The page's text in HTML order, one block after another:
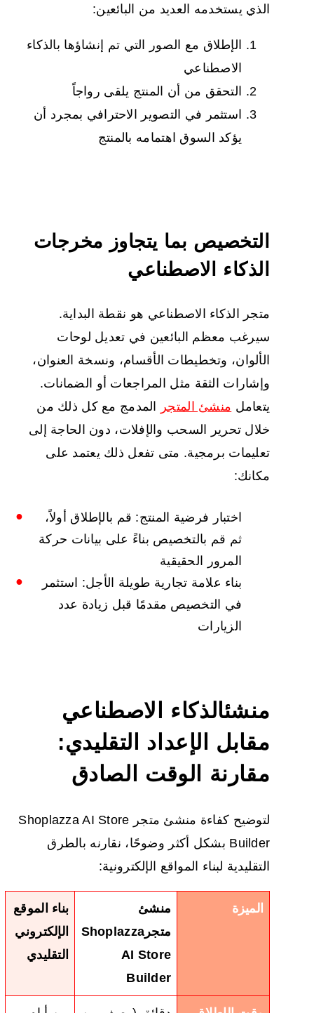
الذي يستخدمه العديد من البائعين:
الإطلاق مع الصور التي تم إنشاؤها بالذكاء
الاصطناعي
التحقق من أن المنتج يلقى رواجاً
استثمر في التصوير الاحترافي بمجرد أن
يؤكد السوق اهتمامه بالمنتج
التخصيص بما يتجاوز مخرجات
الذكاء الاصطناعي
متجر الذكاء الاصطناعي هو نقطة البداية.
سيرغب معظم البائعين في تعديل لوحات
الألوان، وتخطيطات الأقسام، ونسخة العنوان،
وإشارات الثقة مثل المراجعات أو الضمانات.
يتعامل منشئ المتجر
المدمج مع كل ذلك من
خلال تحرير السحب والإفلات، دون الحاجة إلى
تعليمات برمجية. متى تفعل ذلك يعتمد على
مكانك:
اختبار فرضية المنتج: قم بالإطلاق أولاً،
ثم قم بالتخصيص بناءً على بيانات حركة
المرور الحقيقية
بناء علامة تجارية طويلة الأجل: استثمر
في التخصيص مقدمًا قبل زيادة عدد
الزيارات
منشئالذكاء الاصطناعي
مقابل الإعداد التقليدي:
مقارنة الوقت الصادق
لتوضيح كفاءة منشئ متجر Shoplazza AI Store
Builder بشكل أكثر وضوحًا، نقارنه بالطرق
التقليدية لبناء المواقع الإلكترونية:
الميزة
منشئ
متجر Shoplazza
AI Store
Builder
بناء الموقع
الإلكتروني
التقليدي